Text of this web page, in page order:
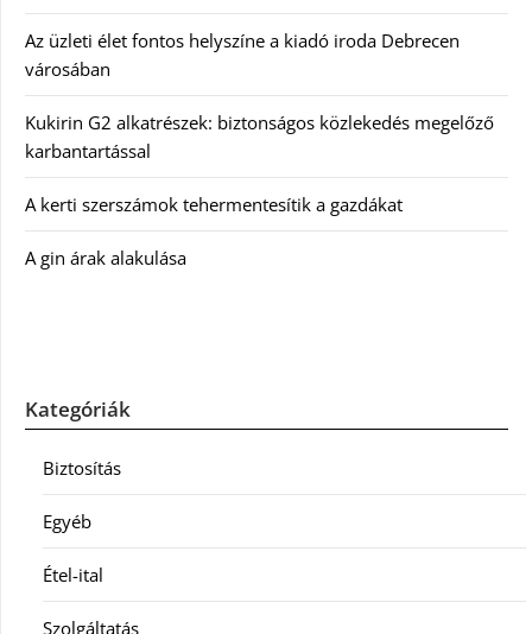
Az üzleti élet fontos helyszíne a kiadó iroda Debrecen
városában
Kukirin G2 alkatrészek: biztonságos közlekedés megelőző
karbantartással
A kerti szerszámok tehermentesítik a gazdákat
A gin árak alakulása
Kategóriák
Biztosítás
Egyéb
Étel-ital
Szolgáltatás